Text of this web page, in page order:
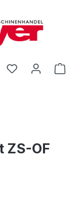
Du hast 0
ZS-OF